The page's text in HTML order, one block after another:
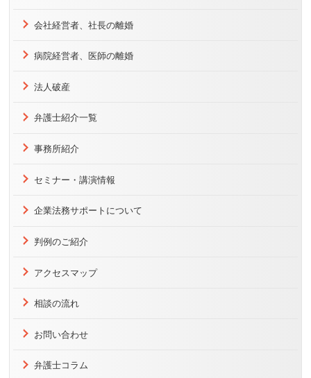
会社経営者、社長の離婚
病院経営者、医師の離婚
法人破産
弁護士紹介一覧
事務所紹介
セミナー・講演情報
企業法務サポートについて
判例のご紹介
アクセスマップ
相談の流れ
お問い合わせ
弁護士コラム